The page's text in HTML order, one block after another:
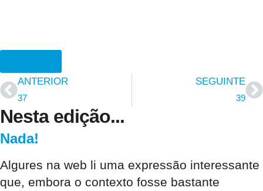
ANTERIOR
37
SEGUINTE
39
Nesta edição...
Nada!
Algures na web li uma expressão interessante
que, embora o contexto fosse bastante